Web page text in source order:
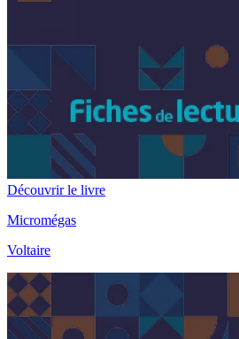
Découvrir le livre
Micromégas
Voltaire